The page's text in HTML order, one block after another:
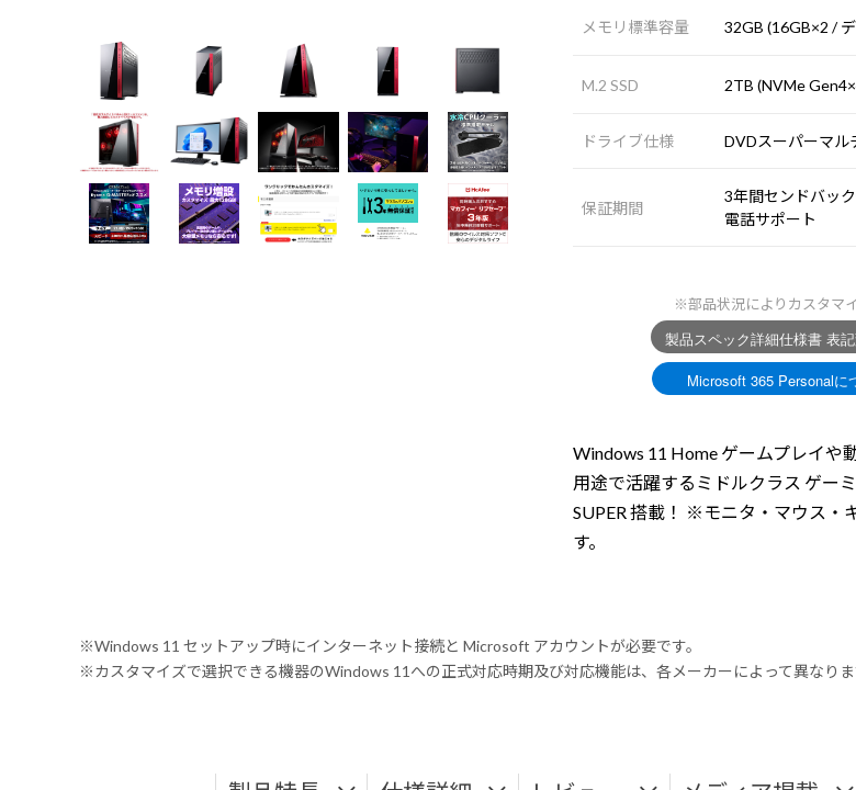
メモリ標準容量 32GB (16GB×2 /
M.2 SSD 2TB (NVMe
ドライブ仕様 DVDスーパーマル
保証期間
3年間センドバッ
電話サポート
※部品状況によりカスタマ
Windows 11 Home ゲームプレイや
用途で活躍するミドルクラス ゲー
SUPER 搭載！ ※モニタ・マウス・
す。
※Windows 11 セットアップ時にインターネット接続と Microsoft アカウントが必要です。
※カスタマイズで選択できる機器のWindows 11への正式対応時期及び対応機能は、各メーカーによって異なりま